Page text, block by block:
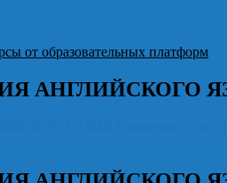
от образовательных платформ
АНГЛИЙСКОГО
ЯЗЫКА-занятия по